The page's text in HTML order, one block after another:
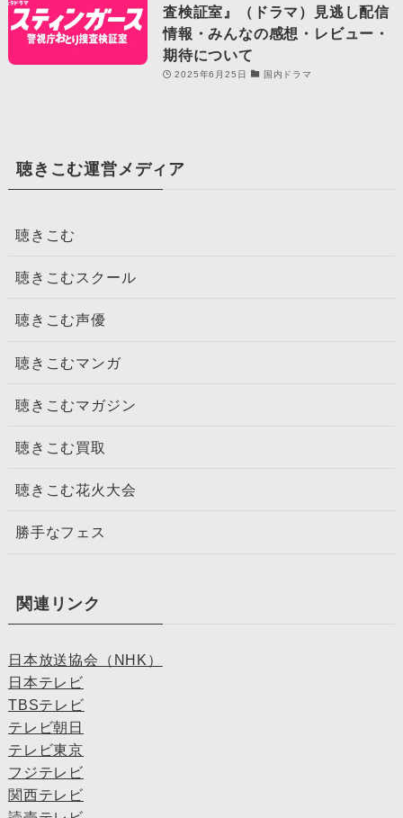
査検証室』（ドラマ）見逃し配信
情報・みんなの感想・レビュー・
期待について
2025年6月25日 国内ドラマ
聴きこむ運営メディア
聴きこむ
聴きこむスクール
聴きこむ声優
聴きこむマンガ
聴きこむマガジン
聴きこむ買取
聴きこむ花火大会
勝手なフェス
関連リンク
日本放送協会（NHK）
日本テレビ
TBSテレビ
テレビ朝日
テレビ東京
フジテレビ
関西テレビ